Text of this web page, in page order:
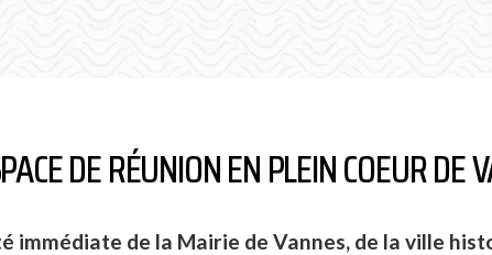
DE RÉUNION EN PLEIN COEUR DE
immédiate de la Mairie de Vannes, de la ville